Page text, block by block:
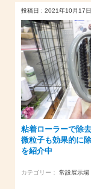
投稿日 : 2021年10月17日
粘着ローラーで除
微粒子も効果的に
を紹介中
カテゴリー： 常設展示場